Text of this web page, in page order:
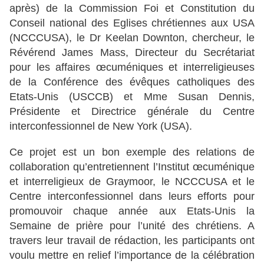
après) de la Commission Foi et Constitution du
Conseil national des Eglises chrétiennes aux USA
(NCCCUSA), le Dr Keelan Downton, chercheur, le
Révérend James Mass, Directeur du Secrétariat
pour les affaires œcuméniques et interreligieuses
de la Conférence des évêques catholiques des
Etats-Unis (USCCB) et Mme Susan Dennis,
Présidente et Directrice générale du Centre
interconfessionnel de New York (USA).
Ce projet est un bon exemple des relations de
collaboration qu’entretiennent l’Institut œcuménique
et interreligieux de Graymoor, le NCCCUSA et le
Centre interconfessionnel dans leurs efforts pour
promouvoir chaque année aux Etats-Unis la
Semaine de prière pour l’unité des chrétiens. A
travers leur travail de rédaction, les participants ont
voulu mettre en relief l’importance de la célébration